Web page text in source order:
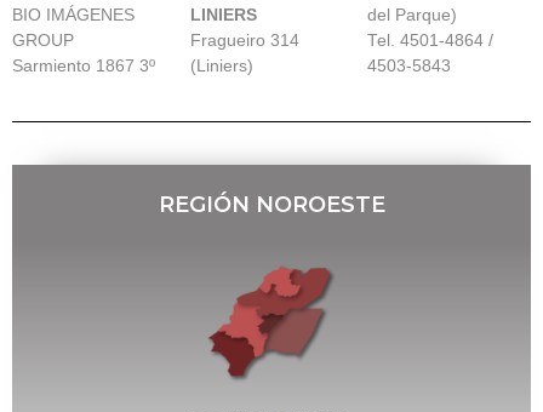
BIO IMÁGENES
GROUP
Sarmiento 1867 3º
LINIERS
Fragueiro 314
(Liniers)
del Parque)
Tel. 4501-4864 /
4503-5843
REGIÓN NOROESTE